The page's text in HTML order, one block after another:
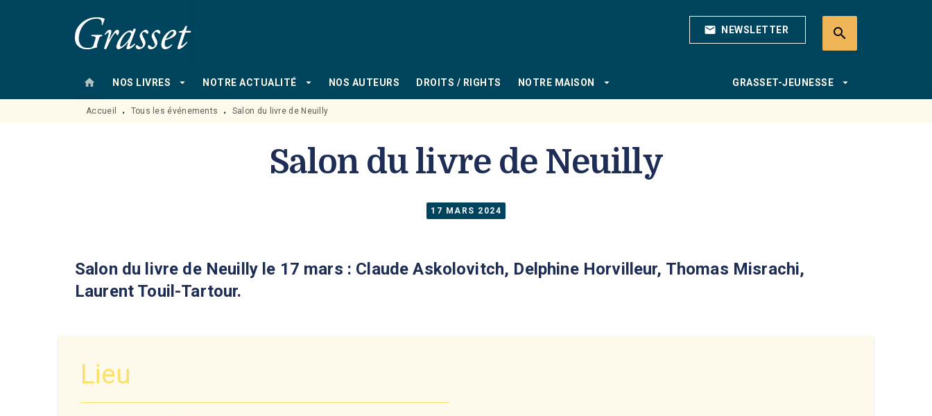
MENU RECHERCHE mail NEWSLETTER search
home NOS LIVRES arrow_drop_down NOTRE ACTUALITÉ arrow_drop_down NOS AUTEURS DROITS / RIGHTS NOTRE MAISON arrow_drop_down GRASSET-JEUNESSE arrow_drop_down
Accueil • Tous les événements • Salon du livre de Neuilly
Salon du livre de Neuilly
17 MARS 2024
Salon du livre de Neuilly le 17 mars : Claude Askolovitch, Delphine Horvilleur, Thomas Misrachi,
Laurent Touil-Tartour.
Lieu